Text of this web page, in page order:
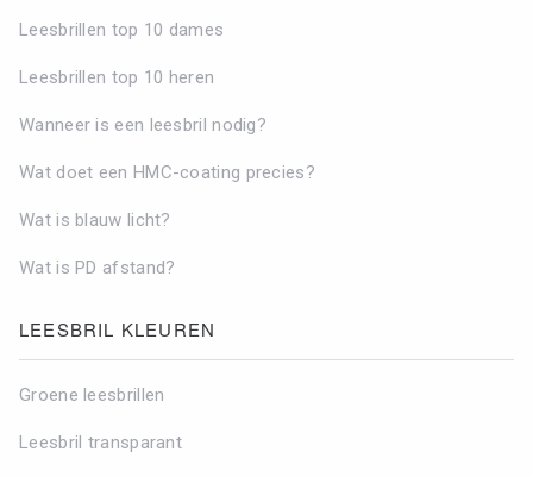
Leesbrillen top 10 dames
Leesbrillen top 10 heren
Wanneer is een leesbril nodig?
Wat doet een HMC-coating precies?
Wat is blauw licht?
Wat is PD afstand?
LEESBRIL KLEUREN
Groene leesbrillen
Leesbril transparant